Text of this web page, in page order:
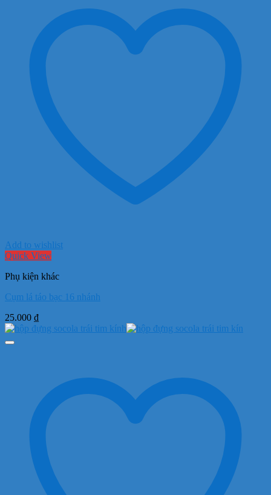
Add to wishlist
Quick View
Phụ kiện khác
Cụm lá táo bạc 16 nhánh
25.000 ₫